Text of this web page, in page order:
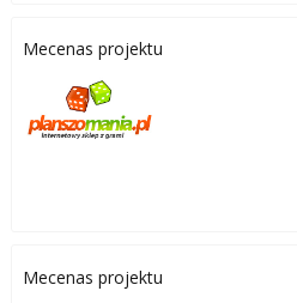
Mecenas projektu
Mecenas projektu